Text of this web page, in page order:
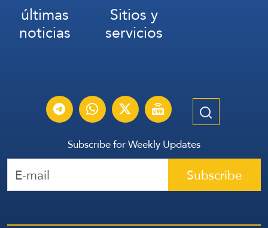
últimas
noticias
Sitios y
servicios
Subscribe for Weekly Updates
Subscribe